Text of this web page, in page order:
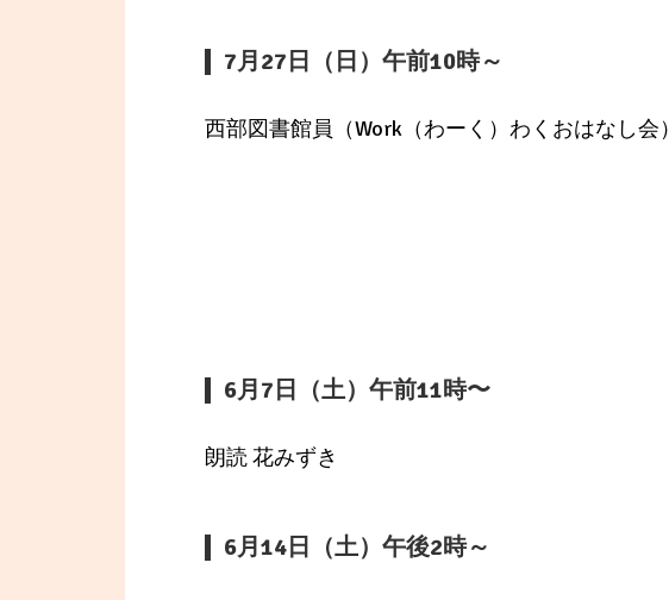
7月27日（日）午前10時～
西部図書館員（Work（わーく）わくおはなし会）
6月7日（土）午前11時〜
朗読 花みずき
6月14日（土）午後2時～